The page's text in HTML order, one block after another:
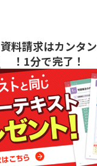
資料請求はカンタン
！1分で完了！